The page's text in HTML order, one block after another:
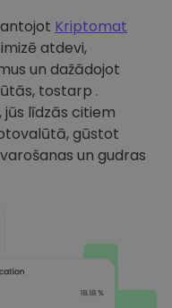
Kriptomat
atdevi,
un dažādojot
tostarp .
līdzās citiem
gūstot
un gudras